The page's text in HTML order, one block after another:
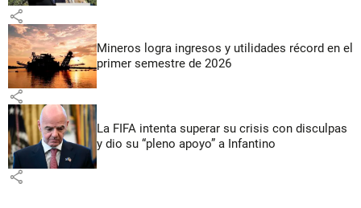
share
Mineros logra ingresos y utilidades récord en el
primer semestre de 2026
share
La FIFA intenta superar su crisis con disculpas
y dio su “pleno apoyo” a Infantino
share